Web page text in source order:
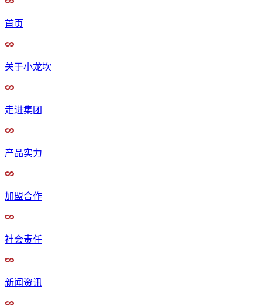
首页
关于小龙坎
走进集团
产品实力
加盟合作
社会责任
新闻资讯